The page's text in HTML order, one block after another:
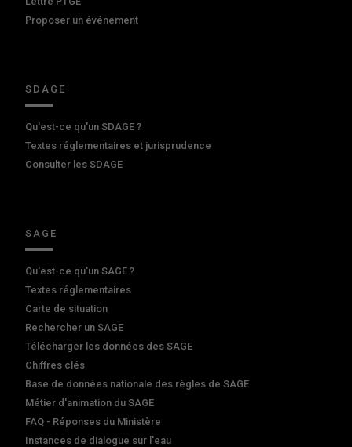
Proposer un événement
SDAGE
Qu'est-ce qu'un SDAGE ?
Textes réglementaires et jurisprudence
Consulter les SDAGE
SAGE
Qu'est-ce qu'un SAGE ?
Textes réglementaires
Carte de situation
Rechercher un SAGE
Télécharger les données des SAGE
Chiffres clés
Base de données nationale des règles de SAGE
Métier d'animation du SAGE
FAQ - Réponses du Ministère
Instances de dialogue sur l'eau